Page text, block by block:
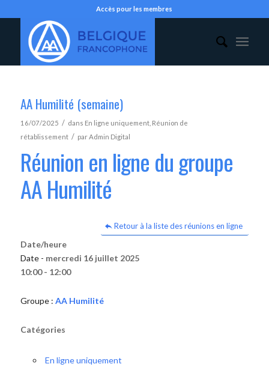
Accès pour les membres
AA Humilité (semaine)
16/07/2025 / dans En ligne uniquement, Réunion de
rétablissement / parAdmin Digital
Réunion en ligne du groupe
AA Humilité
Retour à la liste des réunions en ligne
Date/heure
Date - mercredi 16 juillet 2025
10:00 - 12:00
Groupe : AA Humilité
Catégories
En ligne uniquement